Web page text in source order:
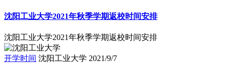
沈阳工业大学2021年秋季学期返校时间安排
沈阳工业大学2021年秋季学期返校时间安排
开学时间 沈阳工业大学 2021/9/7